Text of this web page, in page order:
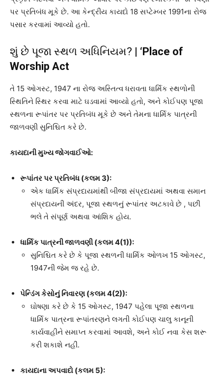
પર પ્રતિબંધ મૂકે છે. આ કેન્દ્રીય કાયદો 18 સપ્ટેમ્બર 1991ના રોજ
પસાર કરવામાં આવ્યો હતો.
શું છે પૂજા સ્થળ અધિનિયમ? | ‘Place of
Worship Act
તે 15 ઓગસ્ટ, 1947 ના રોજ અસ્તિત્વ ધરાવતા ધાર્મિક સ્થળોની
સ્થિતિને સ્થિર કરવા માટે ઘડવામાં આવ્યો હતો, અને કોઈપણ પૂજા
સ્થળના રૂપાંતર પર પ્રતિબંધ મૂકે છે અને તેમના ધાર્મિક પાત્રની
જાળવણી સુનિશ્ચિત કરે છે.
કાયદાની મુખ્ય જોગવાઈઓ:
રૂપાંતર પર પ્રતિબંધ (કલમ 3):
એક ધાર્મિક સંપ્રદાયમાંથી બીજા સંપ્રદાયમાં અથવા સમાન
સંપ્રદાયની અંદર, પૂજા સ્થળનું રૂપાંતર અટકાવે છે , પછી
ભલે તે સંપૂર્ણ અથવા આંશિક હોય.
ધાર્મિક પાત્રની જાળવણી (કલમ4(1)):
સુનિશ્ચિત કરે છે કે પૂજા સ્થળની ધાર્મિક ઓળખ 15 ઓગસ્ટ,
1947ની જેમ જ રહે છે.
પેન્ડિંગ કેસોનું નિવારણ (કલમ4(2)):
ઘોષણા કરે છે કે 15 ઓગસ્ટ, 1947 પહેલા પૂજા સ્થળના
ધાર્મિક પાત્રના રૂપાંતરણને લગતી કોઈપણ ચાલુ કાનૂની
કાર્યવાહીને સમાપ્ત કરવામાં આવશે, અને કોઈ નવા કેસ શરૂ
કરી શકાશે નહીં.
કાયદાના અપવાદો (કલમ 5):